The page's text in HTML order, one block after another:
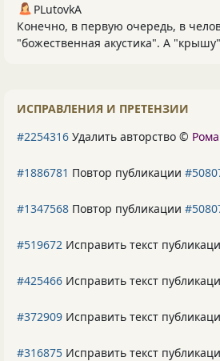
PLutоvkА
Конечно, в первую очередь, в
"божественная акустика". А
ИСПРАВЛЕНИЯ И ПРЕТЕНЗИИ
#2254316 Удалить авторство ©
#1886781 Повтор публикации
#1347568 Повтор публикации
#519672 Исправить текст
#425466 Исправить текст
#372909 Исправить текст
#316875 Исправить текст